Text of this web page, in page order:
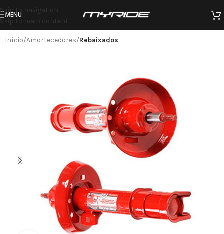
Skip to navigation
Skip to main content
MENU
Início Amortecedores Rebaixados